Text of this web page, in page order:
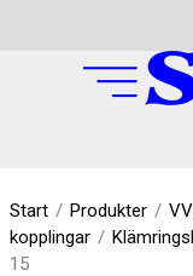
Start / Produkter /
kopplingar /
15